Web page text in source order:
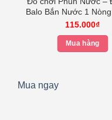
Balo Bắn Nước 1 Nòng
Heo
115.000₫
Mua hàng
Mua ngay